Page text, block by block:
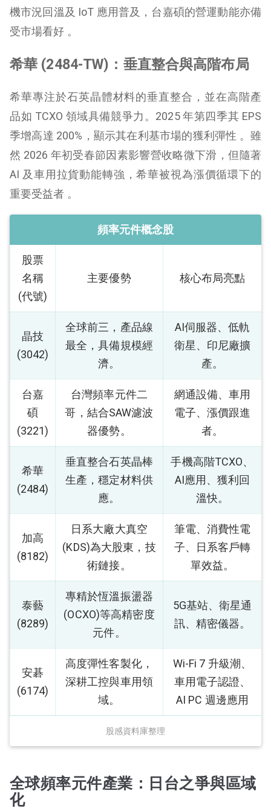
機市況回溫及 IoT 應用普及，台嘉碩的營運動能亦備
受市場看好 。
希華 (2484-TW)：垂直整合與高階布局
希華專注於石英晶體材料的垂直整合，並在高階產
品如 TCXO 領域具備競爭力。2025 年第四季其 EPS
季增高達 200%，顯示其在利基市場的獲利彈性 。雖
然 2026 年初受春節因素影響營收略微下滑，但隨著
AI 及車用拉貨動能轉強，希華被視為漲價循環下的
重要受益者 。
股感資料庫整理
頻率元件概念股
股票
名稱
(代號)
主要優勢 核心布局亮點
晶技
(3042)
全球前三，產品線
最全，具備規模經
濟。
AI伺服器、低軌
衛星、印尼廠擴
產。
台嘉
碩
(3221)
台灣頻率元件二
哥，結合SAW濾波
器優勢。
網通設備、車用
電子、漲價跟進
者。
希華
(2484)
垂直整合石英晶棒
生產，穩定材料供
應。
手機高階TCXO、
AI應用、獲利回
溫快。
加高
(8182)
日系大廠大真空
(KDS)為大股東，技
術鏈接。
筆電、消費性電
子、日系客戶轉
單效益。
泰藝
(8289)
專精於恆溫振盪器
(OCXO)等高精密度
元件。
5G基站、衛星通
訊、精密儀器。
安碁
(6174)
高度彈性客製化，
深耕工控與車用領
域。
Wi-Fi 7 升級潮、
車用電子認證、
AI PC 週邊應用
全球頻率元件產業：日台之爭與區域
化